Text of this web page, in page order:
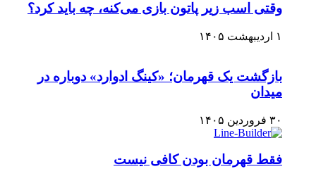
وقتی اسب زیر پاتون بازی می‌کنه، چه باید کرد؟
۱ اردیبهشت ۱۴۰۵
بازگشت یک قهرمان؛ «کینگ ادوارد» دوباره در
میدان
۳۰ فروردین ۱۴۰۵
فقط قهرمان بودن کافی نیست